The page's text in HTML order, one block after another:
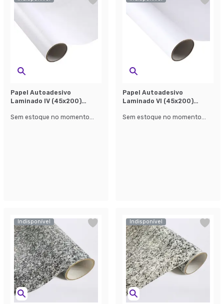
Papel Autoadesivo
Laminado lV (45x200)
Sem estoque no momento...
Papel Autoadesivo
Laminado Vl (45x200)
Sem estoque no momento...
Indisponível Indisponível